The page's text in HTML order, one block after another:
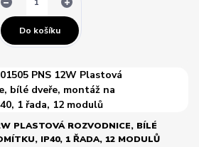
Do košíku
PLASTOVÁ ROZVODNICE, BÍLÉ
IP40, 1 ŘADA, 12 MODULŮ